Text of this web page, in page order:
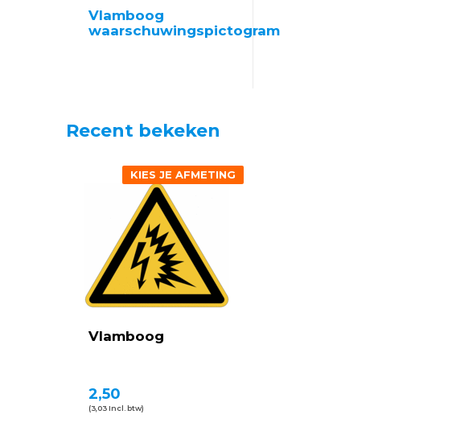
Vlamboog
waarschuwingspictogram
Recent bekeken
Vlamboog
KIES JE AFMETING
2,50
(3,03 Incl. btw)